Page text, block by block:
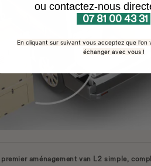
aménagement van L2 simple,
ou contactez-nous
07 81 00 43 31
En cliquant sur suivant vous acceptez que l'on
échanger avec vous !